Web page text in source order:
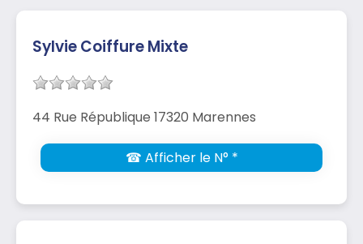
Sylvie Coiffure Mixte
44 Rue République 17320 Marennes
☎ Afficher le N° *